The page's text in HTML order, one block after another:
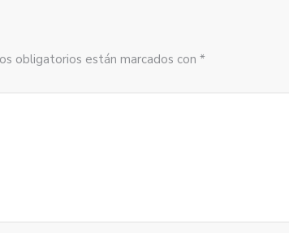
obligatorios están marcados con *